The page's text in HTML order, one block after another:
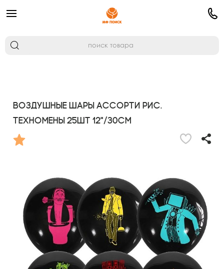
Воздушные шары ассорти рис.
Техномены 25шт 12"/30см